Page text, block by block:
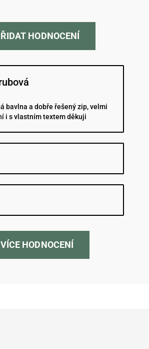
HODNOCENÍ
obchodu je 5 z 5 hvězdiček.
bavlna a dobře řešený zip, velmi
i s vlastním textem děkuji
obchodu je 5 z 5 hvězdiček.
obchodu je 5 z 5 hvězdiček.
VÍCE HODNOCENÍ